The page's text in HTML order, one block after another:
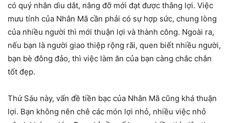
có quý nhân dìu dắt, nâng đỡ mới đạt được thắng lợi. Việc
mưu tính của Nhân Mã cần phải có sự hợp sức, chung lòng
của nhiều người thì mới thuận lợi và thành công. Ngoài ra,
nếu bạn là người giao thiệp rộng rãi, quen biết nhiều người,
bạn bè đông đảo, thì việc làm ăn của bạn càng chắc chắn
tốt đẹp.
Thứ Sáu này, vấn đề tiền bạc của Nhân Mã cũng khá thuận
lợi. Bạn không nên chê các món lợi nhỏ, nhiều việc nhỏ